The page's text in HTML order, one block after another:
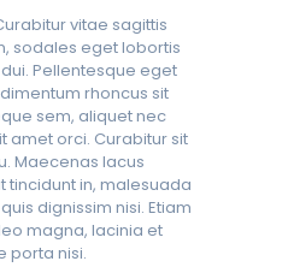
vitae sagittis
sodales eget lobortis
Pellentesque eget
rhoncus sit
sem, aliquet nec
amet orci. Curabitur sit
Maecenas lacus
tincidunt in, malesuada
dignissim nisi. Etiam
magna, lacinia et
porta nisi.